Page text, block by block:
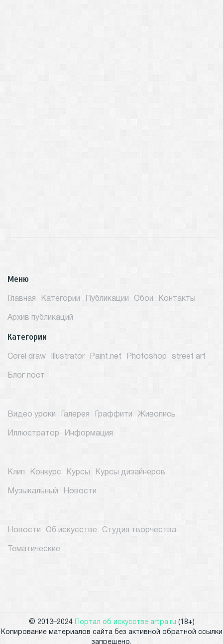
Меню
Главная Категории Публикации Обои Контакты
Архив публикаций
Категории
Corel draw Illustrator Paint.net Photoshop street art
Блог пост
Видео уроки Галерея Граффити Живопись
Иллюстратор Информация
Клип Конкурс Курсы Курсы дизайнеров
Музыкальный Новости
Новости Об искусстве Студия творчества
Тематические
© 2013–2024 Портал об искусстве artpa.ru (18+)
Копирование материалов сайта без активной обратной ссылки
запрещено.